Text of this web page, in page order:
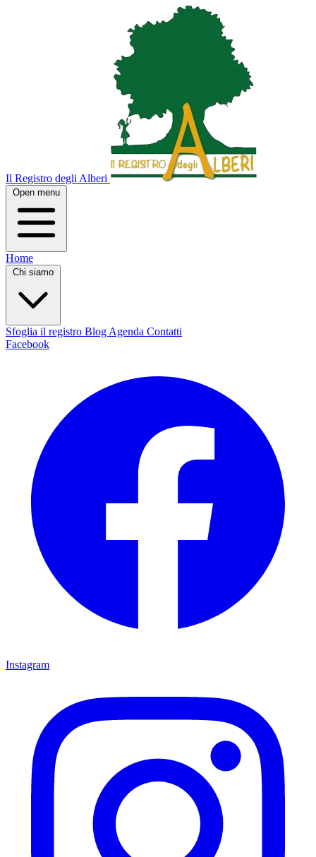
Il Registro degli Alberi
Open menu
Home
Chi siamo
Sfoglia il registro Blog Agenda Contatti
Facebook
Instagram